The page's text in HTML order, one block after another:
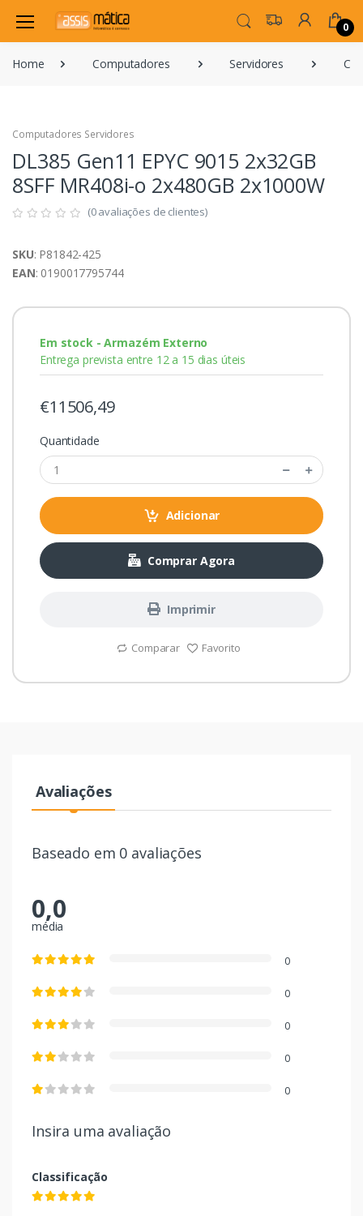
0
Home Computadores Servidores
Computadores Servidores
DL385 Gen11 EPYC 9015 2x32GB
8SFF MR408i-o 2x480GB 2x1000W
(0 avaliações de clientes)
SKU: P81842-425
EAN: 0190017795744
Em stock - Armazém Externo
Entrega prevista entre 12 a 15 dias úteis
€11506,49
Quantidade
Adicionar
Comprar Agora
Imprimir
Comparar Favorito
Avaliações
Baseado em 0 avaliações
0,0
média
0
0
0
0
0
Insira uma avaliação
Classificação